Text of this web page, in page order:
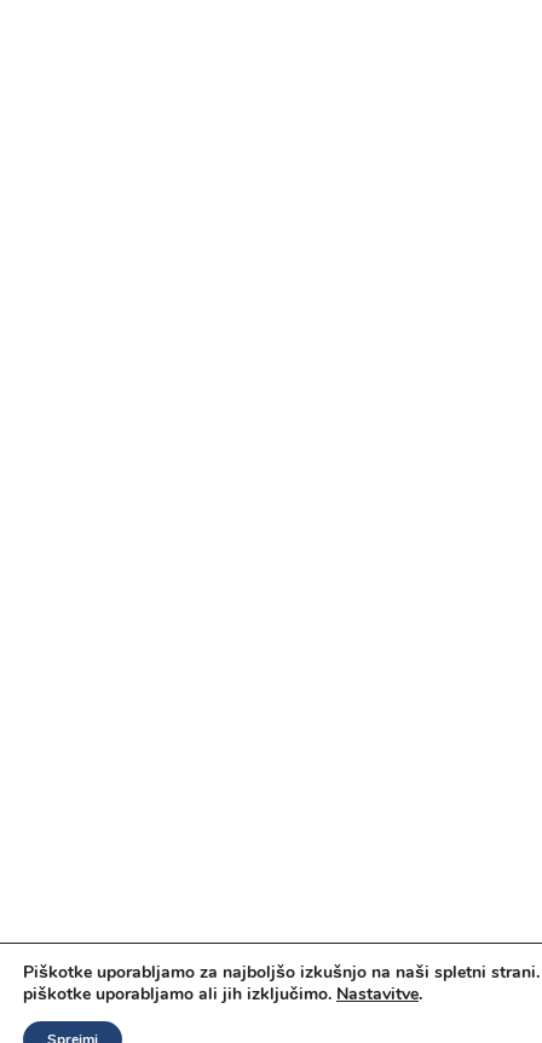
Piškotke uporabljamo za najboljšo izkušnjo na naši spletni
piškotke uporabljamo ali jih izključimo. Nastavitve.